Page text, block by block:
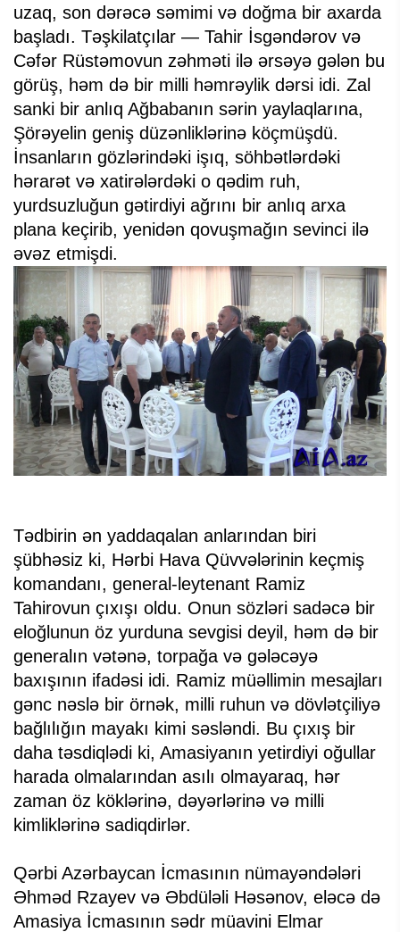
uzaq, son dərəcə səmimi və doğma bir axarda
başladı. Təşkilatçılar — Tahir İsgəndərov və
Cəfər Rüstəmovun zəhməti ilə ərsəyə gələn bu
görüş, həm də bir milli həmrəylik dərsi idi. Zal
sanki bir anlıq Ağbabanın sərin yaylaqlarına,
Şörəyelin geniş düzənliklərinə köçmüşdü.
İnsanların gözlərindəki işıq, söhbətlərdəki
hərarət və xatirələrdəki o qədim ruh,
yurdsuzluğun gətirdiyi ağrını bir anlıq arxa
plana keçirib, yenidən qovuşmağın sevinci ilə
əvəz etmişdi.
Tədbirin ən yaddaqalan anlarından biri
şübhəsiz ki, Hərbi Hava Qüvvələrinin keçmiş
komandanı, general-leytenant Ramiz
Tahirovun çıxışı oldu. Onun sözləri sadəcə bir
eloğlunun öz yurduna sevgisi deyil, həm də bir
generalın vətənə, torpağa və gələcəyə
baxışının ifadəsi idi. Ramiz müəllimin mesajları
gənc nəslə bir örnək, milli ruhun və dövlətçiliyə
bağlılığın mayakı kimi səsləndi. Bu çıxış bir
daha təsdiqlədi ki, Amasiyanın yetirdiyi oğullar
harada olmalarından asılı olmayaraq, hər
zaman öz köklərinə, dəyərlərinə və milli
kimliklərinə sadiqdirlər.
Qərbi Azərbaycan İcmasının nümayəndələri
Əhməd Rzayev və Əbdüləli Həsənov, eləcə də
Amasiya İcmasının sədr müavini Elmar